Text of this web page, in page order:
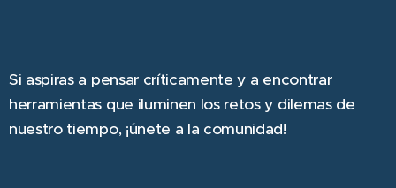
Si aspiras a pensar críticamente y a encontrar
herramientas que iluminen los retos y dilemas de
nuestro tiempo, ¡únete a la comunidad!